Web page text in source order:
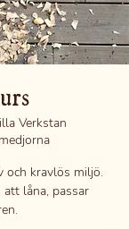
Verkstan
och kravlös miljö.
låna, passar